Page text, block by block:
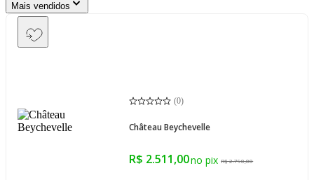
Mais vendidos
(0)
Château Beychevelle
R$ 2.511,00 R$ 2.790,00